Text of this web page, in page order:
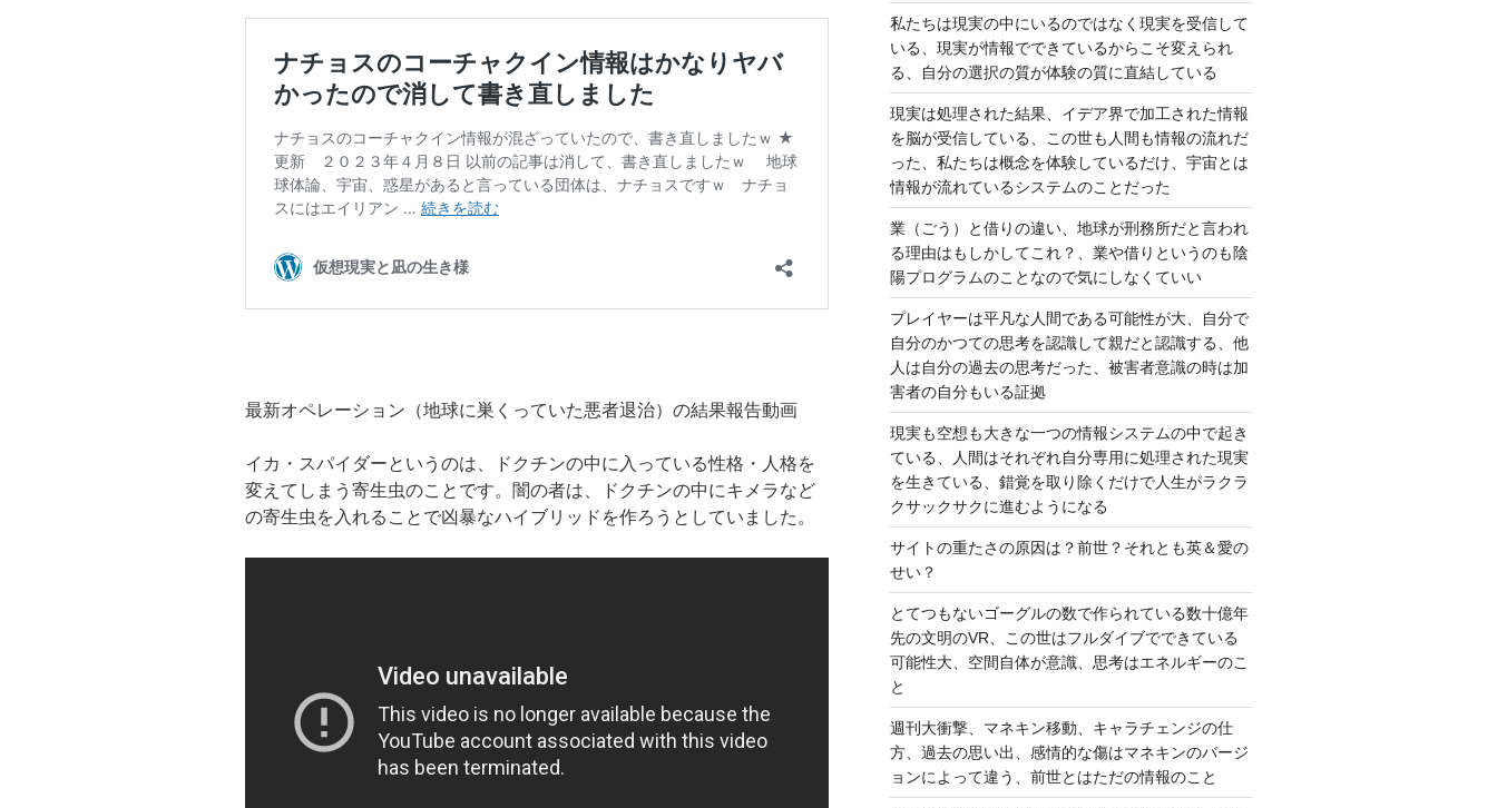
最新オペレーション（地球に巣くっていた悪者退治）の結果報告動画
イカ・スパイダーというのは、ドクチンの中に入っている性格・人格を
変えてしまう寄生虫のことです。闇の者は、ドクチンの中にキメラなど
の寄生虫を入れることで凶暴なハイブリッドを作ろうとしていました。
私たちは現実の中にいるのではなく現実を受信して
いる、現実が情報でできているからこそ変えられ
る、自分の選択の質が体験の質に直結している
現実は処理された結果、イデア界で加工された情報
を脳が受信している、この世も人間も情報の流れだ
った、私たちは概念を体験しているだけ、宇宙とは
情報が流れているシステムのことだった
業（ごう）と借りの違い、地球が刑務所だと言われ
る理由はもしかしてこれ？、業や借りというのも陰
陽プログラムのことなので気にしなくていい
プレイヤーは平凡な人間である可能性が大、自分で
自分のかつての思考を認識して親だと認識する、他
人は自分の過去の思考だった、被害者意識の時は加
害者の自分もいる証拠
現実も空想も大きな一つの情報システムの中で起き
ている、人間はそれぞれ自分専用に処理された現実
を生きている、錯覚を取り除くだけで人生がラクラ
クサックサクに進むようになる
サイトの重たさの原因は？前世？それとも英＆愛の
せい？
とてつもないゴーグルの数で作られている数十億年
先の文明のVR、この世はフルダイブでできている
可能性大、空間自体が意識、思考はエネルギーのこ
と
週刊大衝撃、マネキン移動、キャラチェンジの仕
方、過去の思い出、感情的な傷はマネキンのバージ
ョンによって違う、前世とはただの情報のこと